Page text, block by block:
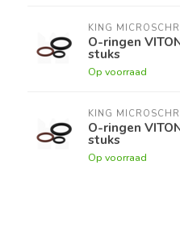
KING
O-ringen
stuks
Op voorraad
KING
O-ringen
stuks
Op voorraad